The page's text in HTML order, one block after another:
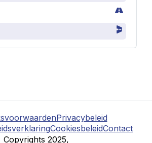
Privacybeleid
CookiesbeleidContact
Copyrights 2025,